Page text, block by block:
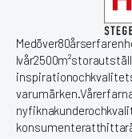
Med över 80 års
I vår 2500 m² stora
inspiration och
varumärken. Vår
nyfikna kunder och
konsumenter att hitta